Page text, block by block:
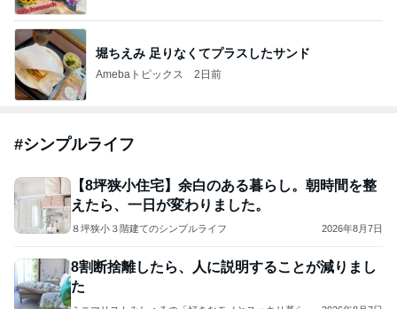
堀ちえみ 足りなくてプラスしたサンド
Amebaトピックス 2日前
#シンプルライフ
【8坪狭小住宅】余白のある暮らし。朝時間を整
えたら、一日が変わりました。
８坪狭小３階建てのシンプルライフ 2026年8月7日
8割断捨離したら、人に説明することが減りまし
た